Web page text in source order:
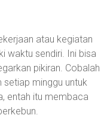
atau kegiatan
waktu sendiri. Ini bisa
pikiran. Cobalah
setiap minggu untuk
entah itu membaca